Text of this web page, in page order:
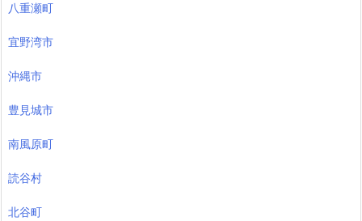
八重瀬町
宜野湾市
沖縄市
豊見城市
南風原町
読谷村
北谷町